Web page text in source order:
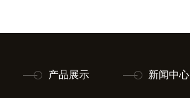
产品展示 新闻中心